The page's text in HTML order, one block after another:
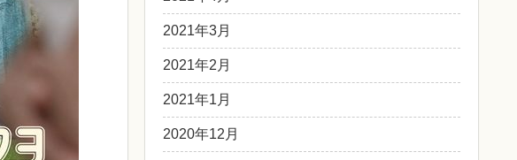
2021年3月
2021年2月
2021年1月
2020年12月